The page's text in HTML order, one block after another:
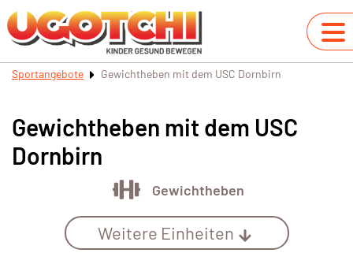
Sportangebote Gewichtheben mit dem USC Dornbirn
Gewichtheben mit dem USC
Dornbirn
Gewichtheben
Weitere Einheiten